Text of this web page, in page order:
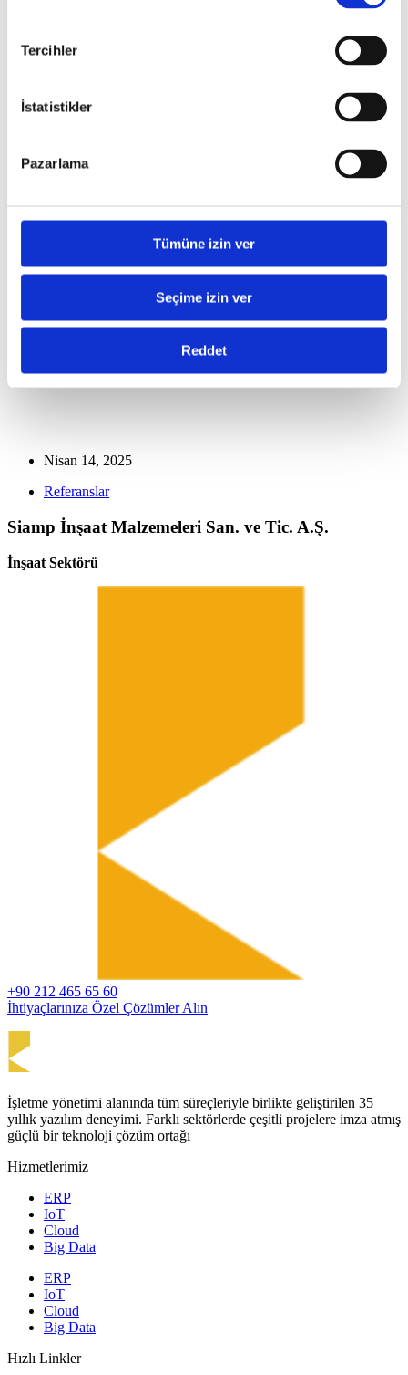
Tercihler
İstatistikler
Pazarlama
Tümüne izin ver
Seçime izin ver
Reddet
Türkçe
Nisan 14, 2025
Referanslar
Siamp İnşaat Malzemeleri San. ve Tic. A.Ş.
İnşaat Sektörü
+90 212 465 65 60
İhtiyaçlarınıza Özel Çözümler Alın
İşletme yönetimi alanında tüm süreçleriyle birlikte geliştirilen 35
yıllık yazılım deneyimi. Farklı sektörlerde çeşitli projelere imza atmış
güçlü bir teknoloji çözüm ortağı
Hizmetlerimiz
ERP
IoT
Cloud
Big Data
ERP
IoT
Cloud
Big Data
Hızlı Linkler